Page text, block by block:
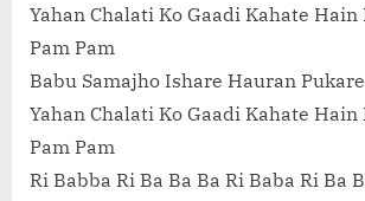
Yahan Chalati Ko Gaadi Kahate Hain
Pam Pam
Babu Samajho Ishare Hauran
Yahan Chalati Ko Gaadi Kahate Hain
Pam Pam
Ri Babba Ri Ba Ba Ba Ri Baba Ri Ba